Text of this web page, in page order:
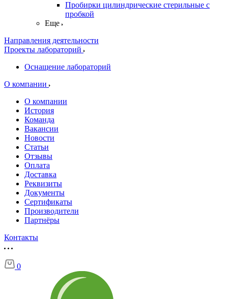
Пробирки цилиндрические стерильные с
пробкой
Еще
Направления деятельности
Проекты лабораторий
Оснащение лабораторий
О компании
О компании
История
Команда
Вакансии
Новости
Статьи
Отзывы
Оплата
Доставка
Реквизиты
Документы
Сертификаты
Производители
Партнёры
Контакты
0